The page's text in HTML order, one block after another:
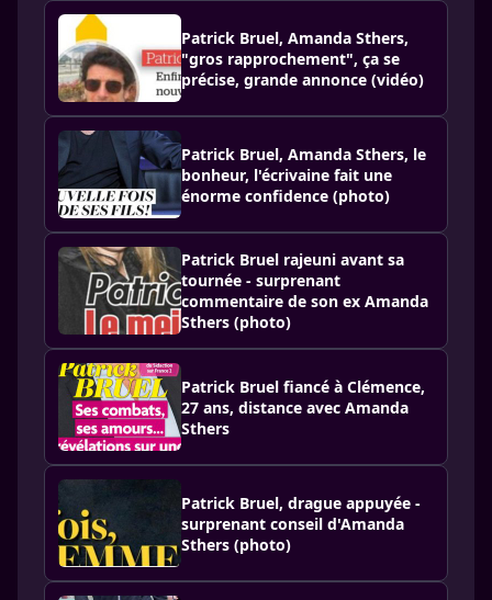
Patrick Bruel, Amanda Sthers,
"gros rapprochement", ça se
précise, grande annonce (vidéo)
Patrick Bruel, Amanda Sthers, le
bonheur, l'écrivaine fait une
énorme confidence (photo)
Patrick Bruel rajeuni avant sa
tournée - surprenant
commentaire de son ex Amanda
Sthers (photo)
Patrick Bruel fiancé à Clémence,
27 ans, distance avec Amanda
Sthers
Patrick Bruel, drague appuyée -
surprenant conseil d'Amanda
Sthers (photo)